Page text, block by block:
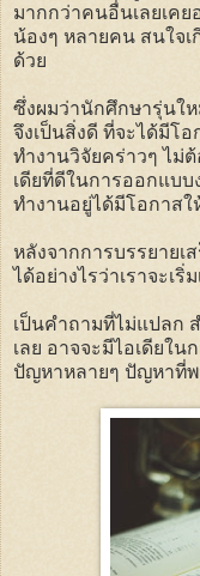
มากกว่าคนอื่นเลยเค
น้องๆ หลายคน สนใจเ
ด้วย
ซึ่งผมว่านักศึกษารุ่นใ
จึงเป็นสิ่งดี ที่จะได้มีโ
ทำงานวิจัยคร่าวๆ ไม่
เดียที่ดีในการออกแบ
ทำงานอยู่ได้มีโอกาสใ
หลังจากการบรรยายเ
ได้อย่างไรว่าเราจะเริ่
เป็นคำถามที่ไม่แปลก
เลย อาจจะมีไอเดียใ
ปัญหาหลายๆ ปัญหาที่พ